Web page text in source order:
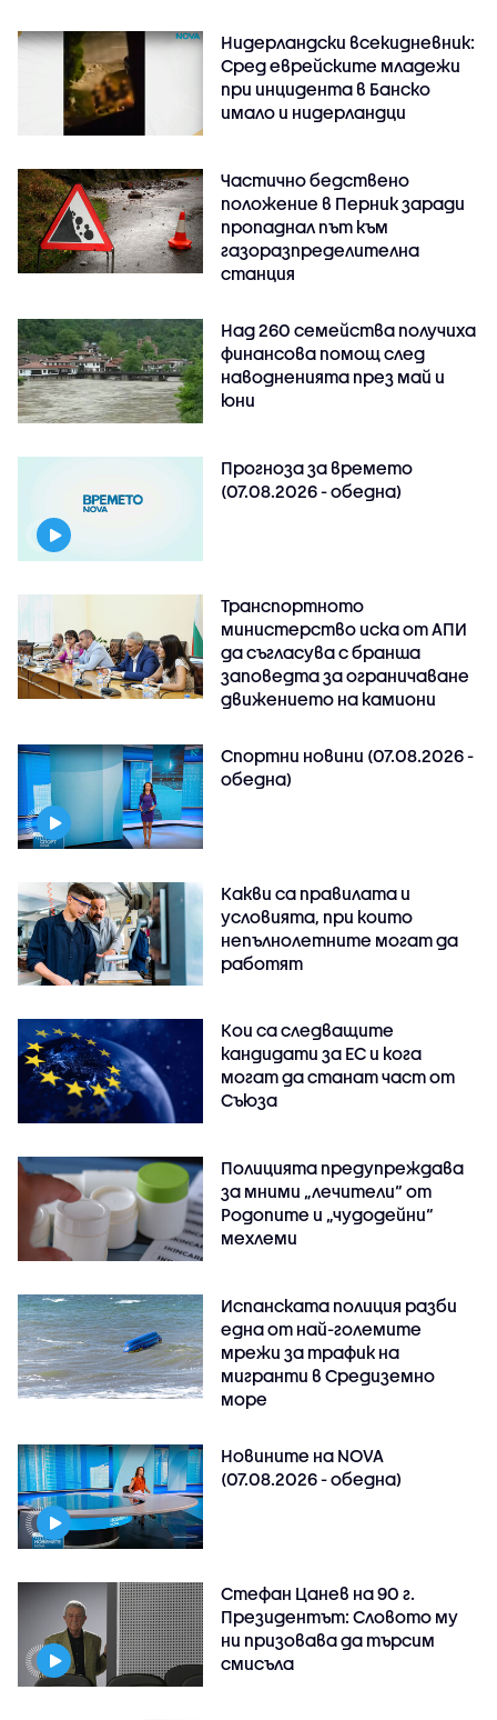
Нидерландски всекидневник:
Сред еврейските младежи
при инцидента в Банско
имало и нидерландци
Частично бедствено
положение в Перник заради
пропаднал път към
газоразпределителна
станция
Над 260 семейства получиха
финансова помощ след
наводненията през май и
юни
Прогноза за времето
(07.08.2026 - обедна)
Транспортното
министерство иска от АПИ
да съгласува с бранша
заповедта за ограничаване
движението на камиони
Спортни новини (07.08.2026 -
обедна)
Какви са правилата и
условията, при които
непълнолетните могат да
работят
Кои са следващите
кандидати за ЕС и кога
могат да станат част от
Съюза
Полицията предупреждава
за мними „лечители“ от
Родопите и „чудодейни“
мехлеми
Испанската полиция разби
една от най-големите
мрежи за трафик на
мигранти в Средиземно
море
Новините на NOVA
(07.08.2026 - обедна)
Стефан Цанев на 90 г.
Президентът: Словото му
ни призовава да търсим
смисъла